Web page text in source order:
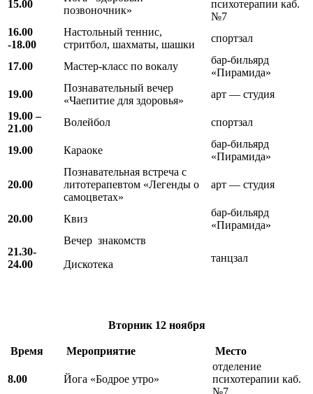
15.00
позвоночник»
психотерапии каб.
№7
16.00
-18.00
Настольный теннис,
стритбол, шахматы, шашки
спортзал
17.00 Мастер-класс по вокалу
бар-бильярд
«Пирамида»
19.00
Познавательный вечер
«Чаепитие для здоровья»
арт — студия
19.00 –
21.00
Волейбол спортзал
19.00 Караоке
бар-бильярд
«Пирамида»
20.00
Познавательная встреча с
литотерапевтом «Легенды о
самоцветах»
арт — студия
20.00 Квиз
бар-бильярд
«Пирамида»
21.30-
24.00
Вечер знакомств
Дискотека
танцзал
Вторник 12 ноября
Время Мероприятие Место
8.00 Йога «Бодрое утро»
отделение
психотерапии каб.
№7